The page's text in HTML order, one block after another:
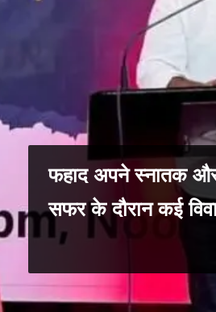
फहाद अपने स्नातक
सफर के दौरान कई